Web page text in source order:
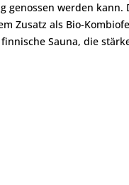
werden kann.
Zusatz als Bio-
Sauna, die